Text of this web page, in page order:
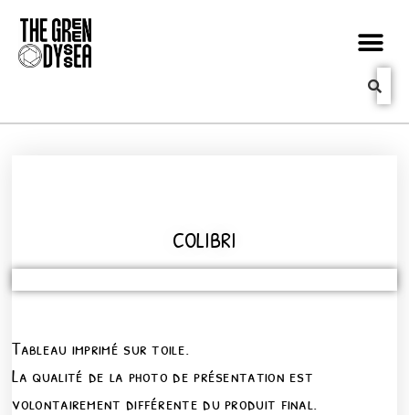
COLIBRI
Tableau imprimé sur toile.
La qualité de la photo de présentation est
volontairement différente du produit final.